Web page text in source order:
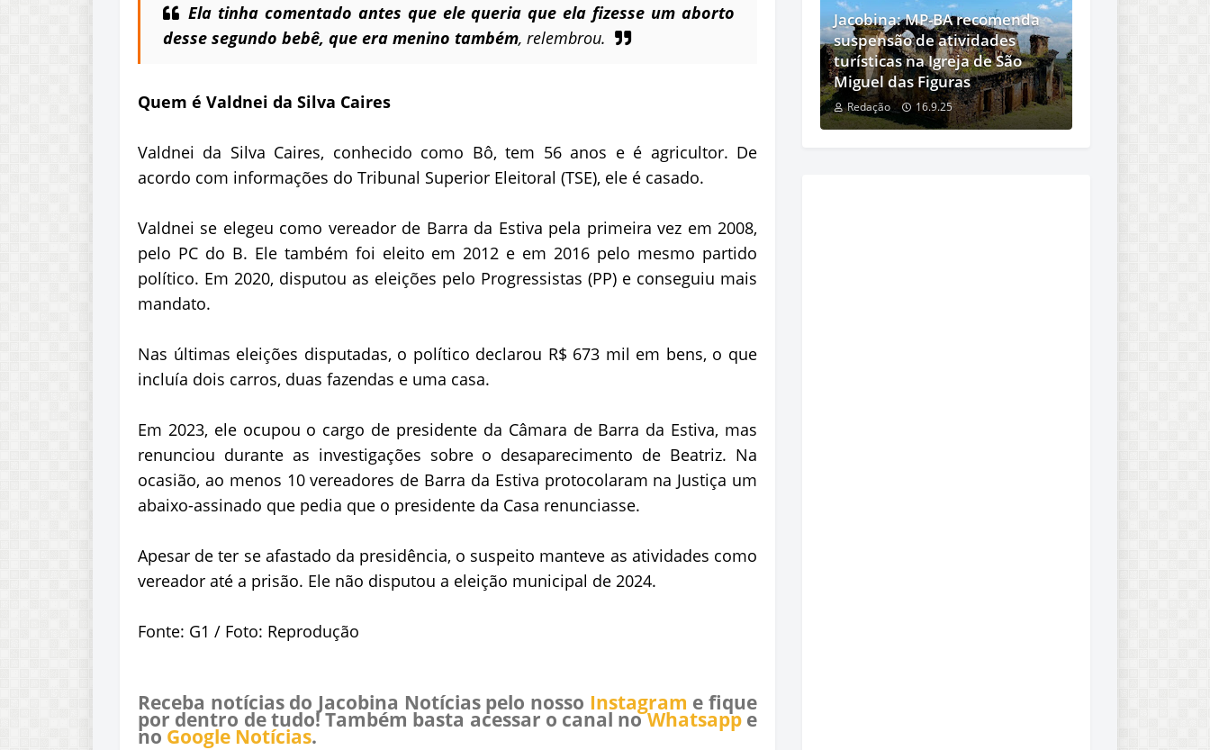
Ela tinha comentado antes que ele queria que ela fizesse um aborto
desse segundo bebê, que era menino também, relembrou.
Quem é Valdnei da Silva Caires
Valdnei da Silva Caires, conhecido como Bô, tem 56 anos e é agricultor. De
acordo com informações do Tribunal Superior Eleitoral (TSE), ele é casado.
Valdnei se elegeu como vereador de Barra da Estiva pela primeira vez em 2008,
pelo PC do B. Ele também foi eleito em 2012 e em 2016 pelo mesmo partido
político. Em 2020, disputou as eleições pelo Progressistas (PP) e conseguiu mais
mandato.
Nas últimas eleições disputadas, o político declarou R$ 673 mil em bens, o que
incluía dois carros, duas fazendas e uma casa.
Em 2023, ele ocupou o cargo de presidente da Câmara de Barra da Estiva, mas
renunciou durante as investigações sobre o desaparecimento de Beatriz. Na
ocasião, ao menos 10 vereadores de Barra da Estiva protocolaram na Justiça um
abaixo-assinado que pedia que o presidente da Casa renunciasse.
Apesar de ter se afastado da presidência, o suspeito manteve as atividades como
vereador até a prisão. Ele não disputou a eleição municipal de 2024.
Fonte: G1 / Foto: Reprodução
Receba notícias do Jacobina Notícias pelo nosso Instagram e fique
por dentro de tudo! Também basta acessar o canal noWhatsappe
no Google Notícias.
Jacobina: MP-BA recomenda
suspensão de atividades
turísticas na Igreja de São
Miguel das Figuras
Redação 16.9.25